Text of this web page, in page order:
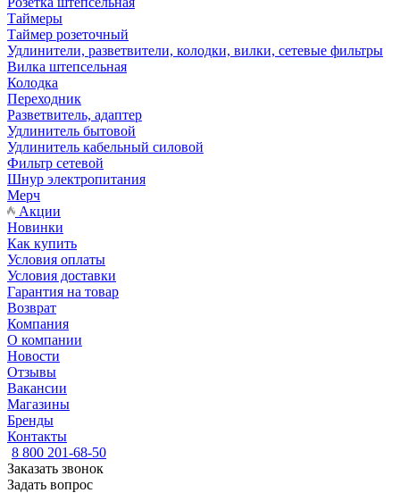
Таймеры
Таймер розеточный
Удлинители, разветвители, колодки, вилки, сетевые фильтры
Вилка штепсельная
Колодка
Переходник
Разветвитель, адаптер
Удлинитель бытовой
Удлинитель кабельный силовой
Фильтр сетевой
Шнур электропитания
Мерч
Акции
Новинки
Как купить
Условия оплаты
Условия доставки
Гарантия на товар
Возврат
Компания
О компании
Новости
Отзывы
Вакансии
Магазины
Бренды
Контакты
8 800 201-68-50
Заказать звонок
Задать вопрос